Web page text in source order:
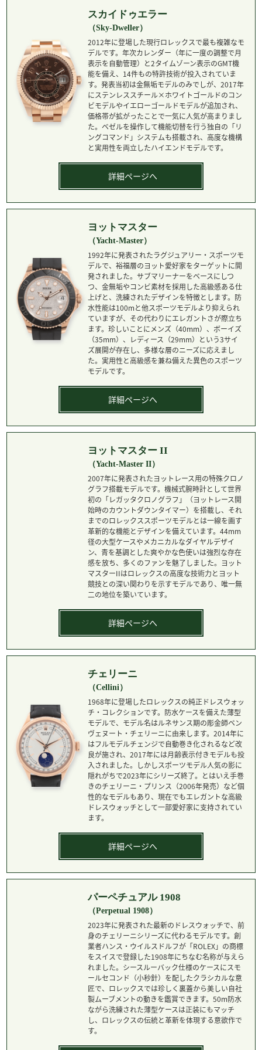
スカイドゥエラー
（Sky-Dweller）
2012年に登場した現行ロレックスで最も複雑なモ
デルです。年次カレンダー（年に一度の調整で月
表示を自動管理）と2タイムゾーン表示のGMT機
能を備え、14件もの特許技術が投入されていま
す。発表当初は金無垢モデルのみでしが、2017年
にステンレススチール×ホワイトゴールドのコン
ビモデルやイエローゴールドモデルが追加され、
価格帯が拡がったことで一気に人気が高まりまし
た。ベゼルを操作して機能切替を行う独自の「リ
ングコマンド」システムも搭載され、高度な機構
と実用性を両立したハイエンドモデルです。
詳細ページへ
ヨットマスター
（Yacht-Master）
1992年に発表されたラグジュアリー・スポーツモ
デルで、裕福層のヨット愛好家をターゲットに開
発されました。サブマリーナーをベースにしつ
つ、金無垢やコンビ素材を採用した高級感ある仕
上げと、洗練されたデザインを特徴とします。防
水性能は100mと他スポーツモデルより抑えられ
ていますが、その代わりにエレガントさが際立ち
ます。珍しいことにメンズ（40mm）、ボーイズ
（35mm）、レディース（29mm）という3サイ
ズ展開が存在し、多様な層のニーズに応えまし
た。実用性と高級感を兼ね備えた異色のスポーツ
モデルです。
詳細ページへ
ヨットマスター II
（Yacht-Master II）
2007年に発表されたヨットレース用の特殊クロノ
グラフ搭載モデルです。機械式腕時計として世界
初の「レガッタクロノグラフ」（ヨットレース開
始時のカウントダウンタイマー）を搭載し、それ
までのロレックススポーツモデルとは一線を画す
革新的な機能とデザインを備えています。44mm
径の大型ケースやメカニカルなダイヤルデザイ
ン、青を基調とした爽やかな色使いは強烈な存在
感を放ち、多くのファンを魅了しました。ヨット
マスターIIはロレックスの高度な技術力とヨット
競技との深い関わりを示すモデルであり、唯一無
二の地位を築いています。
詳細ページへ
チェリーニ
（Cellini）
1968年に登場したロレックスの純正ドレスウォッ
チ・コレクションです。防水ケースを備えた薄型
モデルで、モデル名はルネサンス期の彫金師ベン
ヴェヌート・チェリーニに由来します。2014年に
はフルモデルチェンジで自動巻き化されるなど改
良が施され、2017年には月齢表示付きモデルも投
入されました。しかしスポーツモデル人気の影に
隠れがちで2023年にシリーズ終了。とはいえ手巻
きのチェリーニ・プリンス（2006年発売）など個
性的なモデルもあり、現在でもエレガントな高級
ドレスウォッチとして一部愛好家に支持されてい
ます。
詳細ページへ
パーペチュアル 1908
（Perpetual 1908）
2023年に発表された最新のドレスウォッチで、前
身のチェリーニシリーズに代わるモデルです。創
業者ハンス・ウイルスドルフが「ROLEX」の商標
をスイスで登録した1908年にちなむ名称が与えら
れました。シースルーバック仕様のケースにスモ
ールセコンド（小秒針）を配したクラシカルな意
匠で、ロレックスでは珍しく裏蓋から美しい自社
製ムーブメントの動きを鑑賞できます。50m防水
ながら洗練された薄型ケースは正装にもマッチ
し、ロレックスの伝統と革新を体現する意欲作で
す。